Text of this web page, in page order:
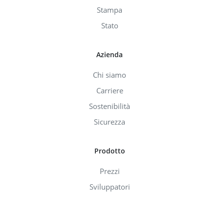
Stampa
Stato
Azienda
Chi siamo
Carriere
Sostenibilità
Sicurezza
Prodotto
Prezzi
Sviluppatori